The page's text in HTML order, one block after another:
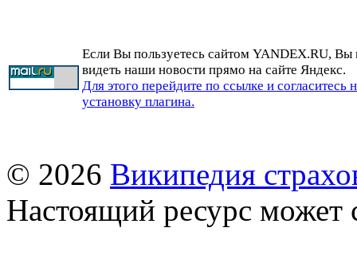
Если Вы пользуетесь сайтом YANDEX.RU, Вы
видеть наши новости прямо на сайте Яндекс.
Для этого перейдите по ссылке и согласитесь
установку плагина.
© 2026 Википедия
Настоящий ресурс может